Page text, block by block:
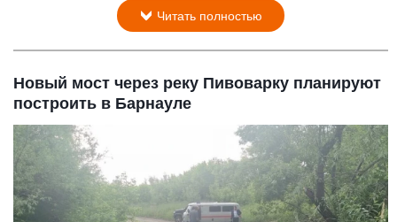
Читать полностью
Новый мост через реку Пивоварку планируют
построить в Барнауле